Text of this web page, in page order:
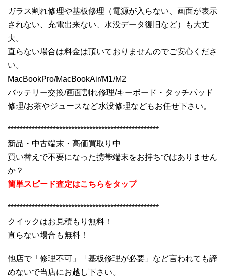
ガラス割れ修理や基板修理（電源が入らない、画面が表示
されない、充電出来ない、水没データ復旧など）も大丈
夫。
直らない場合は料金は頂いておりませんのでご安心くださ
い。
MacBookPro/MacBookAir/M1/M2
バッテリー交換/画面割れ修理/キーボード・タッチパッド
修理/お茶やジュースなど水没修理などもお任せ下さい。
**************************************************
新品・中古端末・高価買取り中
買い替えで不要になった携帯端末をお持ちではありません
か？
簡単スピード査定はこちらをタップ
**************************************************
クイックはお見積もり無料！
直らない場合も無料！
他店で「修理不可」「基板修理が必要」など言われても諦
めないで当店にお越し下さい。